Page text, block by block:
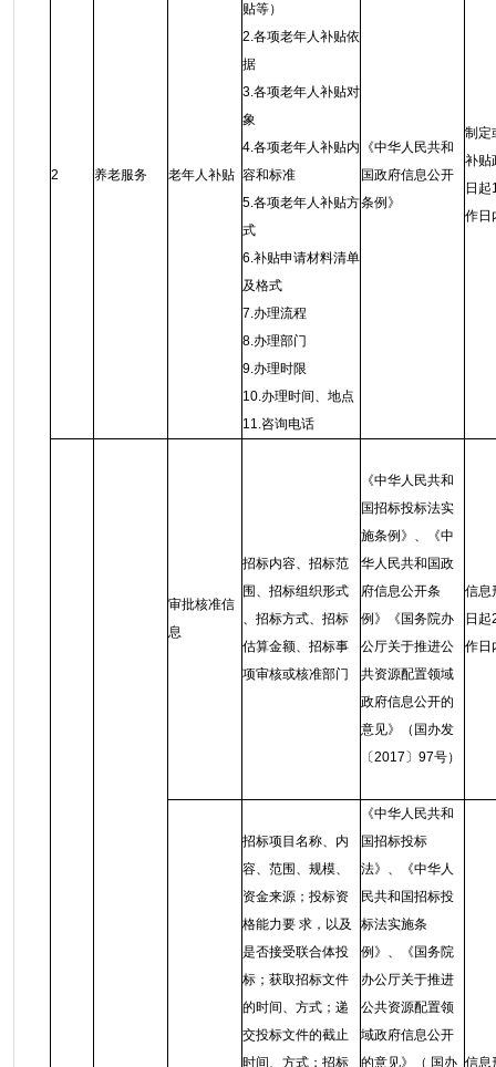
2 养老服务 老年人补贴
贴等）
2.各项老年人补贴依
据
3.各项老年人补贴对
象
4.各项老年人补贴内
容和标准
5.各项老年人补贴方
式
6.补贴申请材料清单
及格式
7.办理流程
8.办理部门
9.办理时限
10.办理时间、地点
11.咨询电话
《中华人民共和
国政府信息公开
条例 》
制定
补贴
日起
作日
审批核准信
息
招标内容、招标范
围、招标组织形式
、招标方式、招标
估算金额、招标事
项审核或核准部门
《中华人民共和
国招标投标法实
施条例》、《中
华人民共和国政
府信息公开条
例》《国务院办
公厅关于推进公
共资源配置领域
政府信息公开的
意见》（国办发
〔2017〕97号）
信息
日起
作日
招标项目名称、内
容、范围、规模、
资金来源；投标资
格能力要 求，以及
是否接受联合体投
标；获取招标文件
的时间、方式；递
交投标文件的截止
时间、方式；招标
《中华人民共和
国招标投标
法》、《中华人
民共和国招标投
标法实施条
例》、《国务院
办公厅关于推进
公共资源配置领
域政府信息公开
的意见》（ 国办 信息